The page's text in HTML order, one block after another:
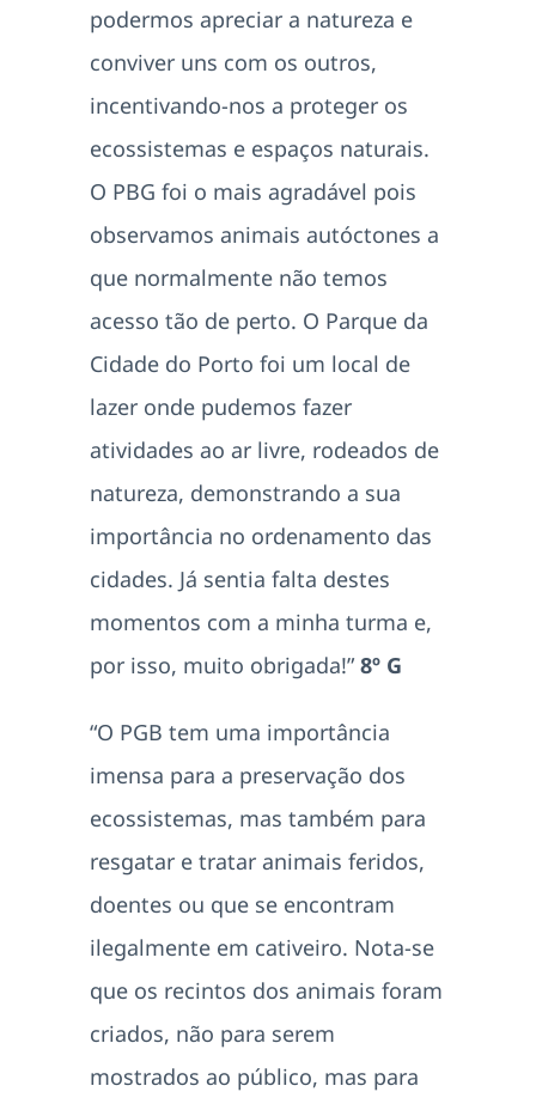
podermos apreciar a natureza e
conviver uns com os outros,
incentivando-nos a proteger os
ecossistemas e espaços naturais.
O PBG foi o mais agradável pois
observamos animais autóctones a
que normalmente não temos
acesso tão de perto. O Parque da
Cidade do Porto foi um local de
lazer onde pudemos fazer
atividades ao ar livre, rodeados de
natureza, demonstrando a sua
importância no ordenamento das
cidades. Já sentia falta destes
momentos com a minha turma e,
por isso, muito obrigada!”8º G
“O PGB tem uma importância
imensa para a preservação dos
ecossistemas, mas também para
resgatar e tratar animais feridos,
doentes ou que se encontram
ilegalmente em cativeiro. Nota-se
que os recintos dos animais foram
criados, não para serem
mostrados ao público, mas para